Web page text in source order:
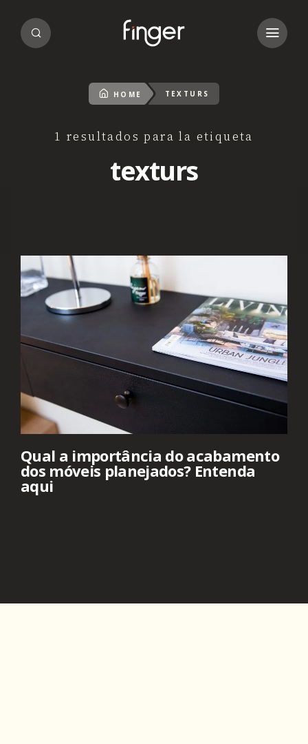
HOME TEXTURS
1 resultados para la etiqueta
texturs
Qual a importância do acabamento
dos móveis planejados? Entenda
aqui